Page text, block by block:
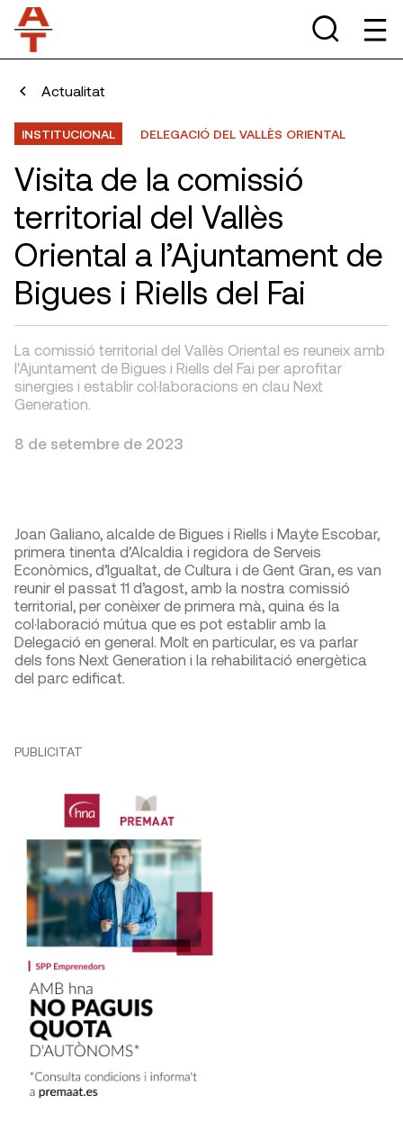
Actualitat
INSTITUCIONAL DELEGACIÓ DEL VALLÈS ORIENTAL
Visita de la comissió
territorial del Vallès
Oriental a l’Ajuntament de
Bigues i Riells del Fai
La comissió territorial del Vallès Oriental es reuneix amb
l'Ajuntament de Bigues i Riells del Fai per aprofitar
sinergies i establir col·laboracions en clau Next
Generation.
8 de setembre de 2023
Joan Galiano, alcalde de Bigues i Riells i Mayte Escobar,
primera tinenta d’Alcaldia i regidora de Serveis
Econòmics, d’Igualtat, de Cultura i de Gent Gran, es van
reunir el passat 11 d’agost, amb la nostra comissió
territorial, per conèixer de primera mà, quina és la
col·laboració mútua que es pot establir amb la
Delegació en general. Molt en particular, es va parlar
dels fons Next Generation i la rehabilitació energètica
del parc edificat.
PUBLICITAT